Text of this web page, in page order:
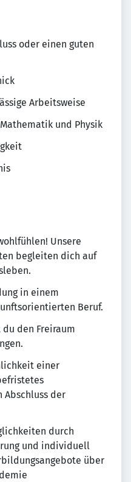
oder einen guten
Arbeitsweise
und Physik
Unsere
begleiten dich auf
in einem
Beruf.
du den Freiraum
einer
der
durch
und individuell
über